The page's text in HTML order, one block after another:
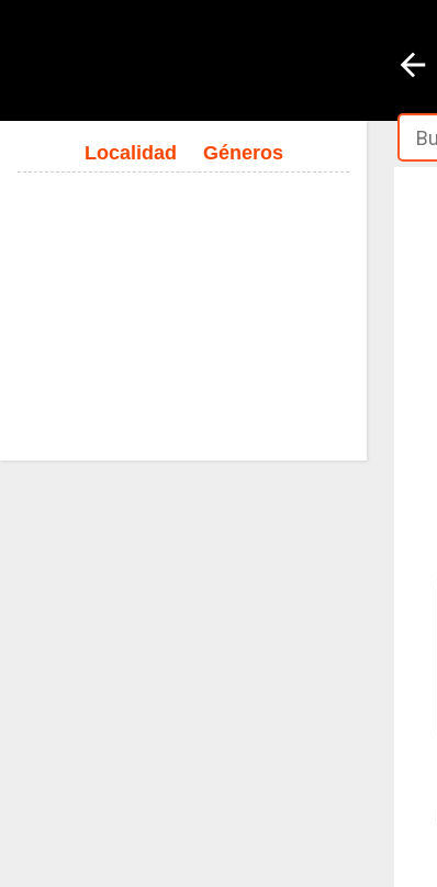
Localidad Géneros